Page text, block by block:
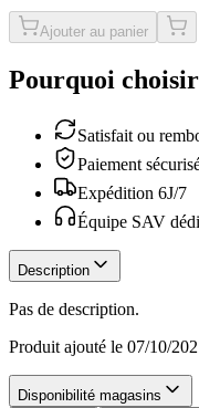
Ajouter au panier
Pourquoi
Satisfait ou
Paiement
Expédition 6J/7
Équipe SAV
Description
Pas de description.
Produit ajouté le 07/10/
Disponibilité magasins